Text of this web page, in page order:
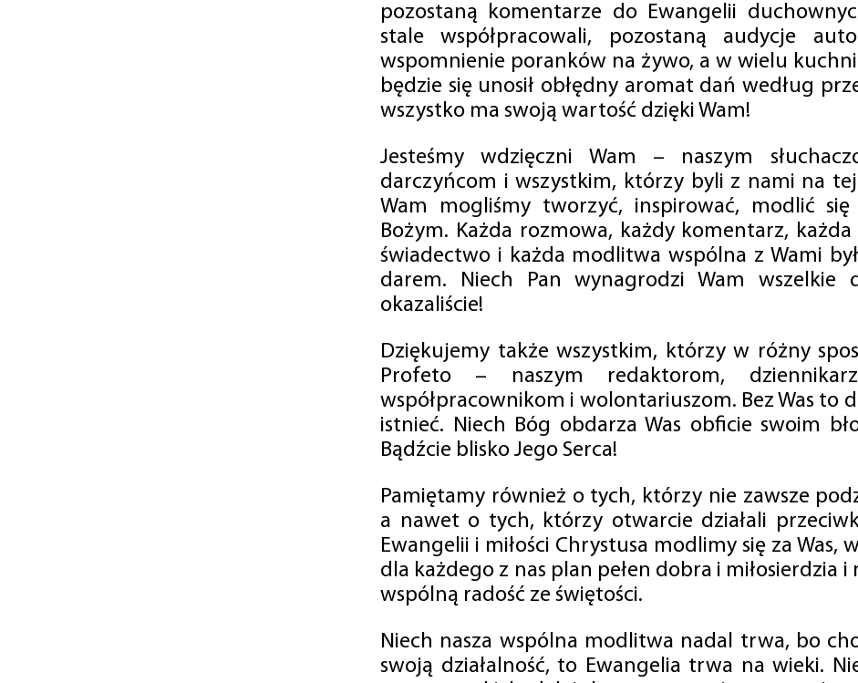
pozostaną komentarze do Ewangelii
stale współpracowali, pozostaną audycje
wspomnienie poranków na żywo, a w wielu
będzie się unosił obłędny aromat dań według
wszystko ma swoją wartość dzięki Wam!
Jesteśmy wdzięczni Wam – naszym
darczyńcom i wszystkim, którzy byli z nami na
Wam mogliśmy tworzyć, inspirować, modlić się
Bożym. Każda rozmowa, każdy komentarz,
świadectwo i każda modlitwa wspólna z Wami
darem. Niech Pan wynagrodzi Wam wszelkie
okazaliście!
Dziękujemy także wszystkim, którzy w różny
Profeto – naszym redaktorom,
współpracownikom i wolontariuszom. Bez Was to
istnieć. Niech Bóg obdarza Was obficie swoim
Bądźcie blisko Jego Serca!
Pamiętamy również o tych, którzy nie zawsze
a nawet o tych, którzy otwarcie działali
Ewangelii i miłości Chrystusa modlimy się za Was,
dla każdego z nas plan pełen dobra i miłosierdzia
wspólną radość ze świętości.
Niech nasza wspólna modlitwa nadal trwa, bo
swoją działalność, to Ewangelia trwa na wieki.